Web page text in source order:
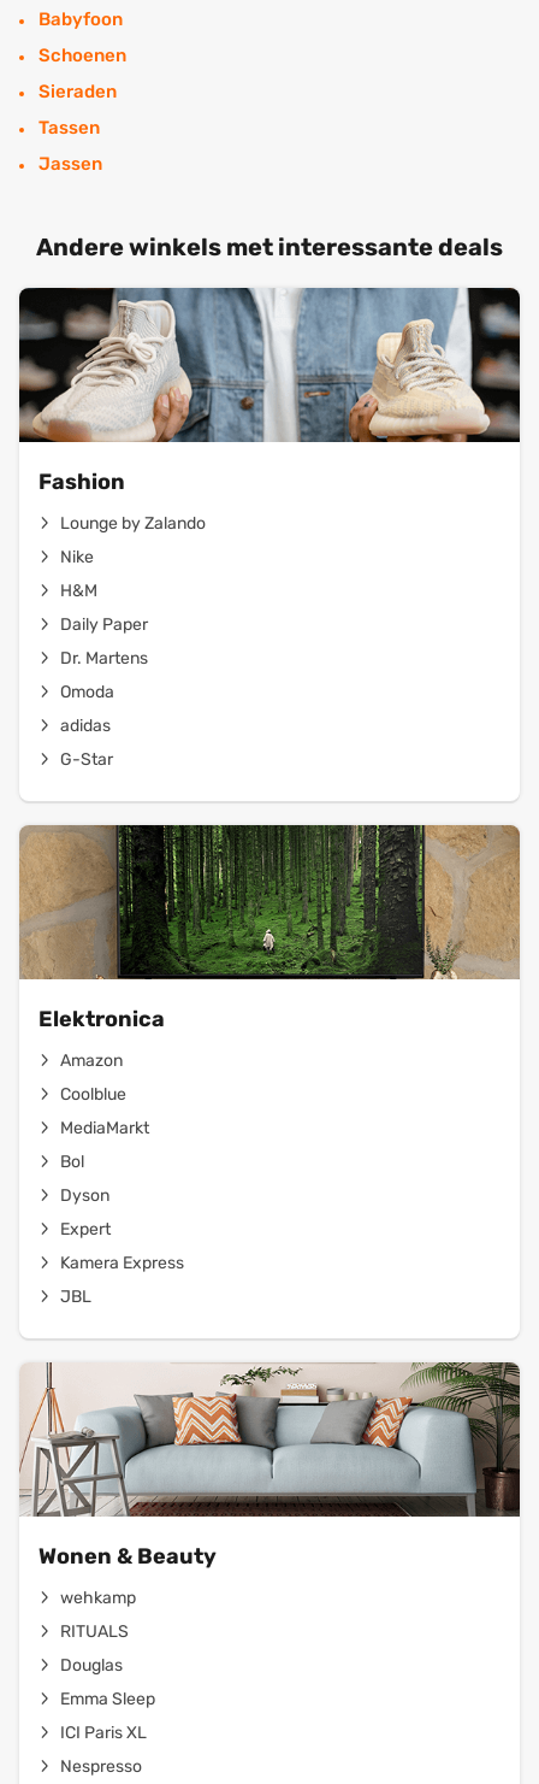
Babyfoon
Schoenen
Sieraden
Tassen
Jassen
Andere winkels met interessante deals
Fashion
Lounge by Zalando
Nike
H&M
Daily Paper
Dr. Martens
Omoda
adidas
G-Star
Elektronica
Amazon
Coolblue
MediaMarkt
Bol
Dyson
Expert
Kamera Express
JBL
Wonen & Beauty
wehkamp
RITUALS
Douglas
Emma Sleep
ICI Paris XL
Nespresso